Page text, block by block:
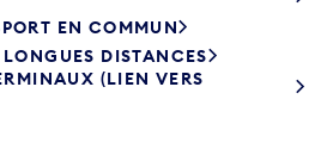
EN COMMUN
DISTANCES
(LIEN VERS